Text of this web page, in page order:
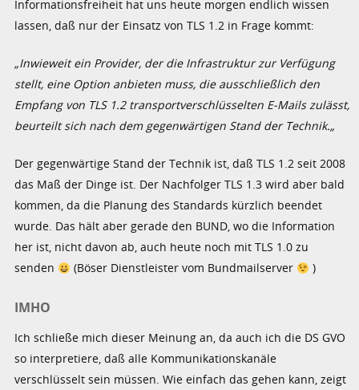
Informationsfreiheit hat uns heute morgen endlich wissen
lassen, daß nur der Einsatz von TLS 1.2 in Frage kommt:
„Inwieweit ein Provider, der die Infrastruktur zur Verfügung
stellt, eine Option anbieten muss, die ausschließlich den
Empfang von TLS 1.2 transportverschlüsselten E-Mails zulässt,
beurteilt sich nach dem gegenwärtigen Stand der Technik.„
Der gegenwärtige Stand der Technik ist, daß TLS 1.2 seit 2008
das Maß der Dinge ist. Der Nachfolger TLS 1.3 wird aber bald
kommen, da die Planung des Standards kürzlich beendet
wurde. Das hält aber gerade den BUND, wo die Information
her ist, nicht davon ab, auch heute noch mit TLS 1.0 zu
senden
(Böser Dienstleister vom Bundmailserver )
IMHO
Ich schließe mich dieser Meinung an, da auch ich die DS GVO
so interpretiere, daß alle Kommunikationskanäle
verschlüsselt sein müssen. Wie einfach das gehen kann, zeigt